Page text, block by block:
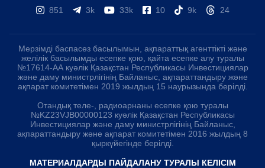
851 3k 33k 10 9k 24
Мерзімді баспасөз басылымын, ақпараттық агенттікті және
желілік басылымды есепке қою, қайта есепке алу туралы
№17614-АА куәлік Қазақстан Республикасы Инвестициялар
және даму министрлігінің Байланыс, ақпараттандыру және
ақпарат комитетімен 2019 жылдың 15 наурызында берілді.
Отандық теле-, радиоарнаны есепке қою туралы
№KZ23VJB00000123 куәлік Қазақстан Республикасы
Инвестициялар және даму министрлігінің Байланыс,
ақпараттандыру және ақпарат комитетімен 2016 жылдың 8
қыркүйегінде берілді.
МАТЕРИАЛДАРДЫ ПАЙДАЛАНУ ТУРАЛЫ КЕЛІСІМ